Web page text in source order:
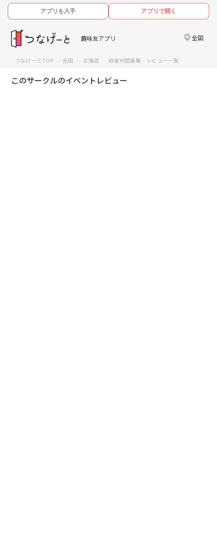
アプリを入手 アプリで開く
趣味友アプリ 全国
つなげーとTOP 全国 北海道 麻雀仲間募集 レビュー一覧
このサークルのイベントレビュー